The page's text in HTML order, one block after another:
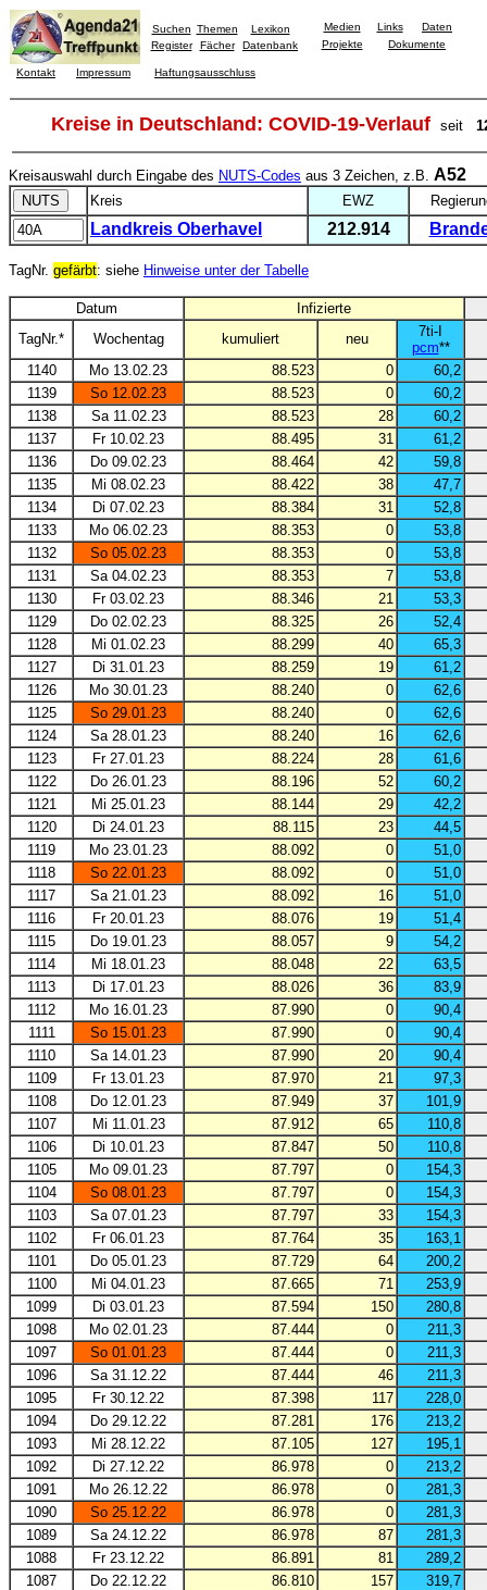
Suchen Themen
Lexikon
Register
Fächer Datenbank
Medien Links
Daten
Projekte
Dokumente
Kontakt Impressum Haftungsausschluss
Kreise in Deutschland: COVID-19-Verlauf seit
Kreisauswahl durch Eingabe des NUTS-Codes aus 3 Zeichen, z.B. A52
Kreis EWZ
Landkreis Oberhavel 212.914
TagNr. gefärbt: siehe Hinweise unter der Tabelle
Datum
Infizierte
TagNr.*
Wochentag kumuliert neu
7ti-I
pcm**
1140
Mo 13.02.23 88.523 0
60,2
1139
So 12.02.23 88.523 0
60,2
1138
Sa 11.02.23 88.523 28
60,2
1137
Fr 10.02.23 88.495 31
61,2
1136
Do 09.02.23 88.464 42
59,8
1135
Mi 08.02.23 88.422 38
47,7
1134
Di 07.02.23 88.384 31
52,8
1133
Mo 06.02.23 88.353 0
53,8
1132
So 05.02.23 88.353 0
53,8
1131
Sa 04.02.23 88.353 7
53,8
1130
Fr 03.02.23 88.346 21
53,3
1129
Do 02.02.23 88.325 26
52,4
1128
Mi 01.02.23 88.299 40
65,3
1127
Di 31.01.23 88.259 19
61,2
1126
Mo 30.01.23 88.240 0
62,6
1125
So 29.01.23 88.240 0
62,6
1124
Sa 28.01.23 88.240 16
62,6
1123
Fr 27.01.23 88.224 28
61,6
1122
Do 26.01.23 88.196 52
60,2
1121
Mi 25.01.23 88.144 29
42,2
1120
Di 24.01.23 88.115 23
44,5
1119
Mo 23.01.23 88.092 0
51,0
1118
So 22.01.23 88.092 0
51,0
1117
Sa 21.01.23 88.092 16
51,0
1116
Fr 20.01.23 88.076 19
51,4
1115
Do 19.01.23 88.057 9
54,2
1114
Mi 18.01.23 88.048 22
63,5
1113
Di 17.01.23 88.026 36
83,9
1112
Mo 16.01.23 87.990 0
90,4
1111
So 15.01.23 87.990 0
90,4
1110
Sa 14.01.23 87.990 20
90,4
1109
Fr 13.01.23 87.970 21
97,3
1108
Do 12.01.23 87.949 37
101,9
1107
Mi 11.01.23 87.912 65
110,8
1106
Di 10.01.23 87.847 50
110,8
1105
Mo 09.01.23 87.797 0
154,3
1104
So 08.01.23 87.797 0
154,3
1103
Sa 07.01.23 87.797 33
154,3
1102
Fr 06.01.23 87.764 35
163,1
1101
Do 05.01.23 87.729 64
200,2
1100
Mi 04.01.23 87.665 71
253,9
1099
Di 03.01.23 87.594 150
280,8
1098
Mo 02.01.23 87.444 0
211,3
1097
So 01.01.23 87.444 0
211,3
1096
Sa 31.12.22 87.444 46
211,3
1095
Fr 30.12.22 87.398 117
228,0
1094
Do 29.12.22 87.281 176
213,2
1093
Mi 28.12.22 87.105 127
195,1
1092
Di 27.12.22 86.978 0
213,2
1091
Mo 26.12.22 86.978 0
281,3
1090
So 25.12.22 86.978 0
281,3
1089
Sa 24.12.22 86.978 87
281,3
1088
Fr 23.12.22 86.891 81
289,2
1087
Do 22.12.22 86.810 157
319,7